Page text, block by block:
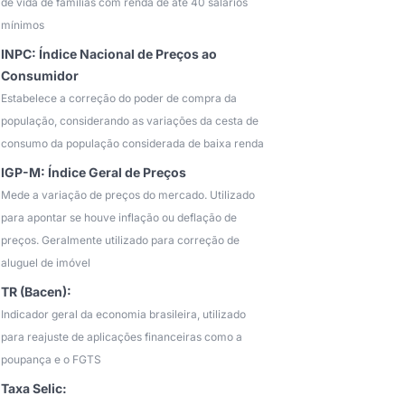
mínimos
INPC: Índice Nacional de Preços ao
Consumidor
Estabelece a correção do poder de compra da
população, considerando as variações da cesta de
consumo da população considerada de baixa renda
IGP-M: Índice Geral de Preços
Mede a variação de preços do mercado. Utilizado
para apontar se houve inflação ou deflação de
preços. Geralmente utilizado para correção de
aluguel de imóvel
TR (Bacen):
Indicador geral da economia brasileira, utilizado
para reajuste de aplicações financeiras como a
poupança e o FGTS
Taxa Selic: